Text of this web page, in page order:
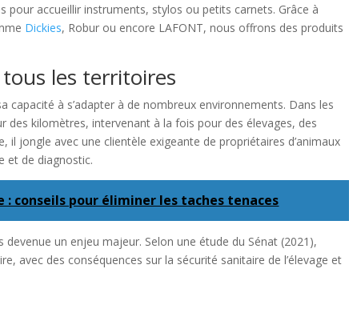
accueillir instruments, stylos ou petits carnets. Grâce à
Dickies, Robur ou encore LAFONT, nous offrons des produits
les territoires
capacité à s’adapter à de nombreux environnements. Dans les
des kilomètres, intervenant à la fois pour des élevages, des
il jongle avec une clientèle exigeante de propriétaires d’animaux
et de diagnostic.
: conseils pour éliminer les taches tenaces
un enjeu majeur. Selon une étude du Sénat (2021),
avec des conséquences sur la sécurité sanitaire de l’élevage et